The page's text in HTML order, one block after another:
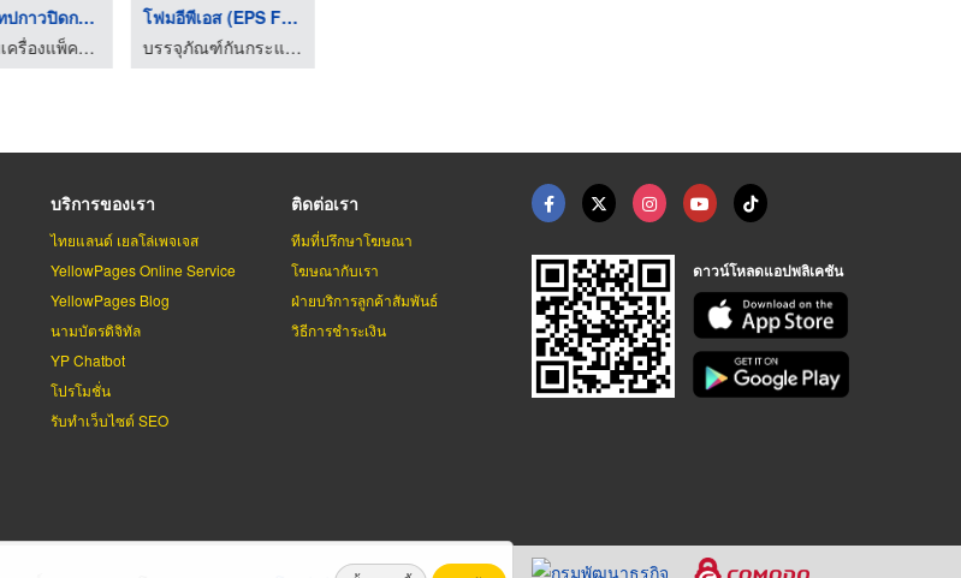
ขายส่งเทปกาวปิดกล่อง ...
จำหน่ายเครื่องแพ็คสินค้า อุปกรณ์และวัสดุสำหรับงานหีบห่อสินค้า
โฟมอีพีเอส (EPS FOAM ...
บรรจุภัณฑ์กันกระแทก วัสดุกันกระแทก
บริการของเรา
ไทยแลนด์ เยลโล่เพจเจส
YellowPages Online Service
YellowPages Blog
นามบัตรดิจิทัล
YP Chatbot
โปรโมชั่น
รับทำเว็บไซต์ SEO
ติดต่อเรา
ทีมที่ปรึกษาโฆษณา
โฆษณากับเรา
ฝ่ายบริการลูกค้าสัมพันธ์
วิธีการชำระเงิน
ดาวน์โหลดแอปพลิเคชัน